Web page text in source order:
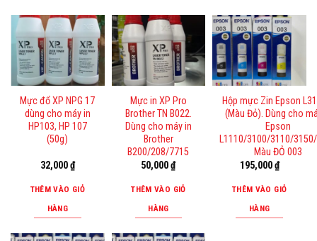
Mực đổ XP NPG 17
dùng cho máy in
HP103, HP 107
(50g)
32,000₫
THÊM VÀO GIỎ
HÀNG
Mực in XP Pro
Brother TN B022.
Dùng cho máy in
Brother
B200/208/7715
50,000₫
THÊM VÀO GIỎ
HÀNG
Hộp mực Zin Epson
(Màu Đỏ). Dùng cho
Epson
L1110/3100/3110/
Màu ĐỎ 003
195,000₫
THÊM VÀO GIỎ
HÀNG